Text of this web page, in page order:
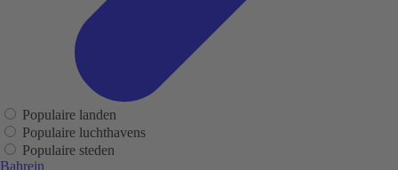
Populaire landen
Populaire luchthavens
Populaire steden
Bahrein